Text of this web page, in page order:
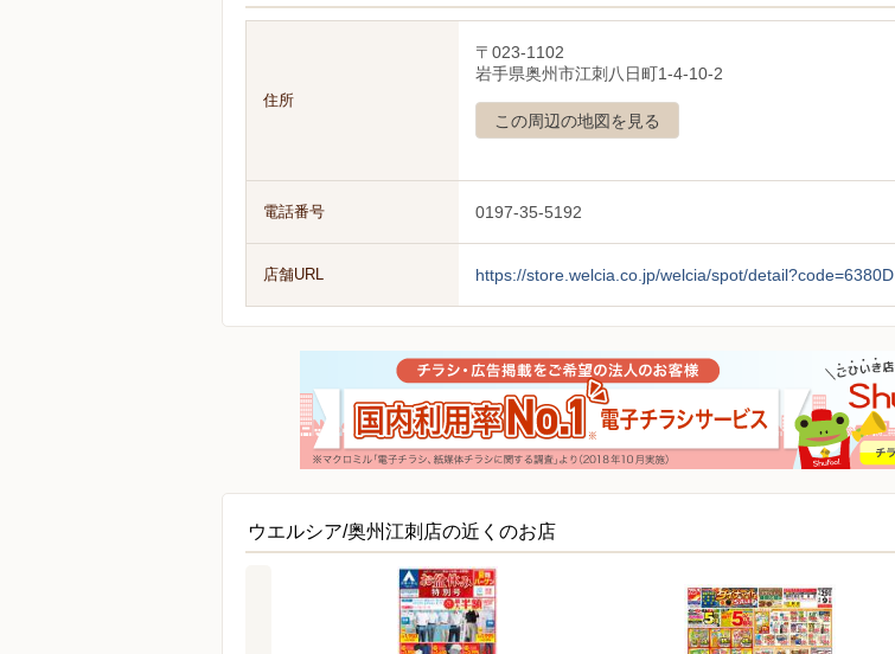
住所
〒023-1102
岩手県奥州市江刺八日町1-4-10-2
この周辺の地図を見る
電話番号 0197-35-5192
店舗URL https://store.welcia.co.jp/welcia/spot/detail?code=6380D
ウエルシア/奥州江刺店の近くのお店